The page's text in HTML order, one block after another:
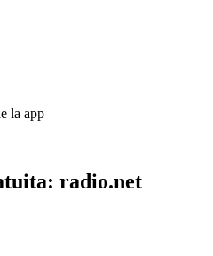
la app
radio.net